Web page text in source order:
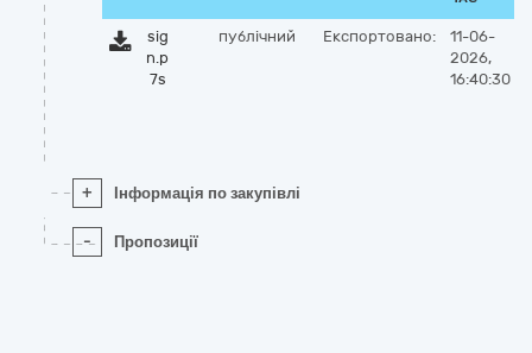
sig
n.p
7s
публічний Експортовано:
11-06-
2026,
16:40:30
+ Інформація по закупівлі
- Пропозиції